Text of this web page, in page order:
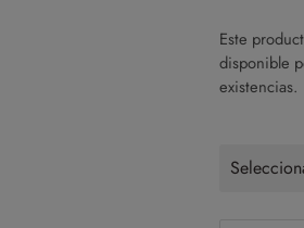
Este
disponible
existencias.